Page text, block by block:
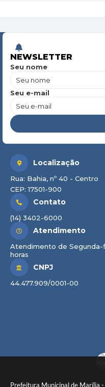
Prefeitura Municipal de Marília -
NEWSLETTER
Seu nome
Seu e-mail
Localização
Rua: Bahia, nº 40 - Centro
CEP: 17501-900
Contato
(14) 3402-6000
Atendimento
Atendimento de Segunda-
horas
CNPJ
44.477.909/0001-00